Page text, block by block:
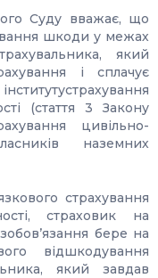
Суду вважає, що
шкоди у межах
який
і сплачує
(стаття 3 Закону
цивільно-
наземних
страхування
страховик на
бере на
відшкодування
який завдав